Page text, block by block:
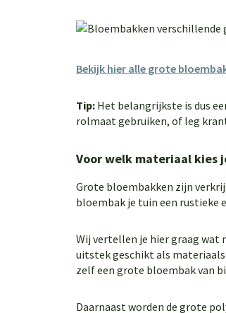
Bekijk hier alle grote
Tip: Het belangrijkste is dus
rolmaat gebruiken, of leg
Voor welk materiaal kies
Grote bloembakken zijn
bloembak je tuin een rustieke
Wij vertellen je hier graag wat
uitstek geschikt als
zelf een grote bloembak van
Daarnaast worden de grote